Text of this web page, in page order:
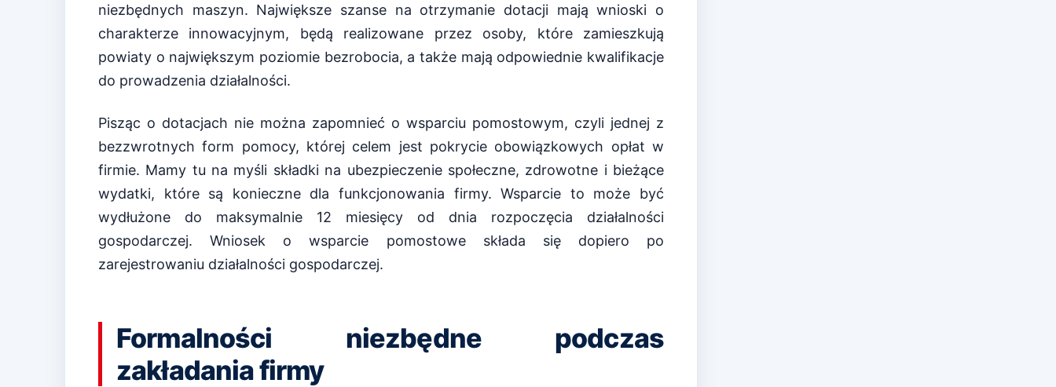
niezbędnych maszyn. Największe szanse na otrzymanie dotacji mają wnioski o
charakterze innowacyjnym, będą realizowane przez osoby, które zamieszkują
powiaty o największym poziomie bezrobocia, a także mają odpowiednie kwalifikacje
do prowadzenia działalności.
Pisząc o dotacjach nie można zapomnieć o wsparciu pomostowym, czyli jednej z
bezzwrotnych form pomocy, której celem jest pokrycie obowiązkowych opłat w
firmie. Mamy tu na myśli składki na ubezpieczenie społeczne, zdrowotne i bieżące
wydatki, które są konieczne dla funkcjonowania firmy. Wsparcie to może być
wydłużone do maksymalnie 12 miesięcy od dnia rozpoczęcia działalności
gospodarczej. Wniosek o wsparcie pomostowe składa się dopiero po
zarejestrowaniu działalności gospodarczej.
Formalności niezbędne podczas
zakładania firmy